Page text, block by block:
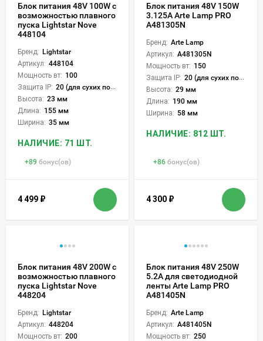
Блок питания 48V 100W с
возможностью плавного
пуска Lightstar Nove
448104
Бренд: Lightstar
Артикул: 448104
Мощность вт: 100
Защита IP: 20 (для сухих пом.)
Высота: 23 мм
Длина: 155 мм
Ширина: 35 мм
НАЛИЧИЕ: 71 ШТ.
+89 бонус(ов)
4 499 ₽
Блок питания 48V 150W
3.125А Arte Lamp PRO
A481305N
Бренд: Arte Lamp
Артикул: A481305N
Мощность вт: 150
Защита IP: 20 (для сухих пом.)
Высота: 29 мм
Длина: 190 мм
Ширина: 58 мм
НАЛИЧИЕ: 812 ШТ.
+86 бонус(ов)
4 300 ₽
Блок питания 48V 200W с
возможностью плавного
пуска Lightstar Nove
448204
Бренд: Lightstar
Артикул: 448204
Мощность вт: 200
Блок питания 48V 250W
5.2А для светодиодной
ленты Arte Lamp PRO
A481405N
Бренд: Arte Lamp
Артикул: A481405N
Мощность вт: 250